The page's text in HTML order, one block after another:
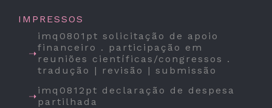
IMPRESSOS
imq0801pt solicitação de apoio
financeiro . participação em
reuniões científicas/congressos .
tradução | revisão | submissão
imq0812pt declaração de despesa
partilhada